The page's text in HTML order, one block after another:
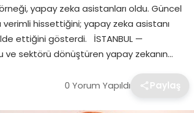
yapay zeka asistanları oldu. Güncel
verimli hissettiğini; yapay zeka asistanı
ettiğini gösterdi. İSTANBUL —
sektörü dönüştüren yapay zekanın…
0 Yorum Yapıldı Paylaş